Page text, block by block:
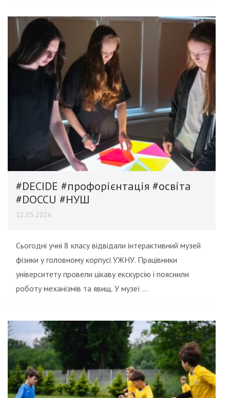
#DECIDE #профорієнтація #освіта
#DOCCU #НУШ
12.05.2026
Сьогодні учні 8 класу відвідали інтерактивний музей
фізики у головному корпусі УЖНУ. Працівники
університету провели цікаву екскурсію і пояснили
роботу механізмів та явищ. У музеї …